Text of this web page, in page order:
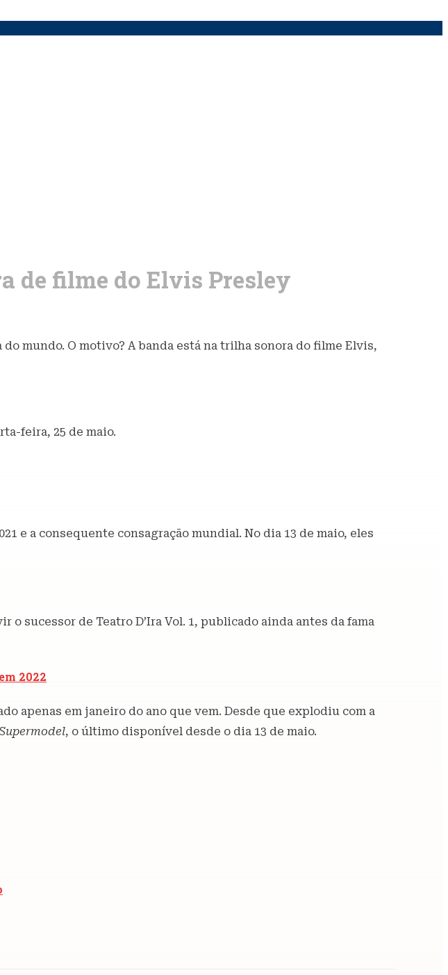
de filme do Elvis Presley
mundo. O motivo? A banda está na trilha sonora do filme Elvis,
feira, 25 de maio.
e a consequente consagração mundial. No dia 13 de maio, eles
sucessor de Teatro D’Ira Vol. 1, publicado ainda antes da fama
2022
apenas em janeiro do ano que vem. Desde que explodiu com a
, o último disponível desde o dia 13 de maio.